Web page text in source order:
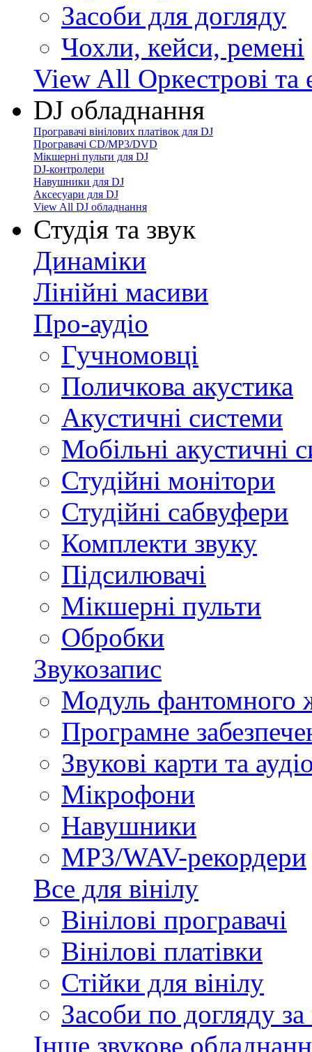
Засоби для догляду
Чохли, кейси, ремені
View All Оркестрові та
DJ обладнання
Програвачі вінілових платівок для DJ
Програвачі CD/MP3/DVD
Мікшерні пульти для DJ
DJ-контролери
Навушники для DJ
Аксесуари для DJ
View All DJ обладнання
Студія та звук
Динаміки
Лінійні масиви
Про-аудіо
Гучномовці
Поличкова акустика
Акустичні системи
Мобільні акустичні
Студійні монітори
Студійні сабвуфери
Комплекти звуку
Підсилювачі
Мікшерні пульти
Обробки
Звукозапис
Модуль фантомного
Програмне
Звукові карти та
Мікрофони
Навушники
MP3/WAV-рекордери
Все для вінілу
Вінілові програвачі
Вінілові платівки
Стійки для вінілу
Засоби по догляду за
Інше звукове